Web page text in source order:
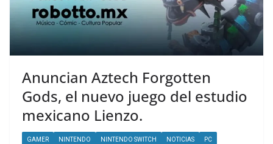
Anuncian Aztech Forgotten
Gods, el nuevo juego del estudio
mexicano Lienzo.
GAMER NINTENDO NINTENDO SWITCH NOTICIAS PC